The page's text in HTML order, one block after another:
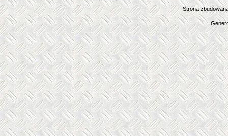
Strona